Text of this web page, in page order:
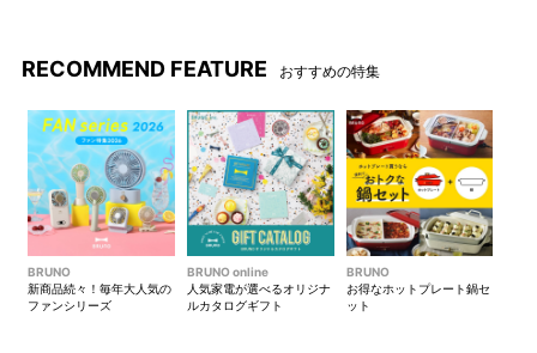
上品なゴールドの冷却プレー
トでひんやりとした心地よさ
を感じることができます。
首から下げてネックファンと
しても。
RECOMMEND FEATURE おすすめの特集
BRUNO
新商品続々！毎年大人気の
ファンシリーズ
BRUNO online
人気家電が選べるオリジナ
ルカタログギフト
BRUNO
お得なホットプレート鍋セ
ット